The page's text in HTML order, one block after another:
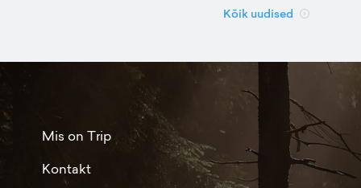
Kõik uudised
Mis on Trip
Kontakt